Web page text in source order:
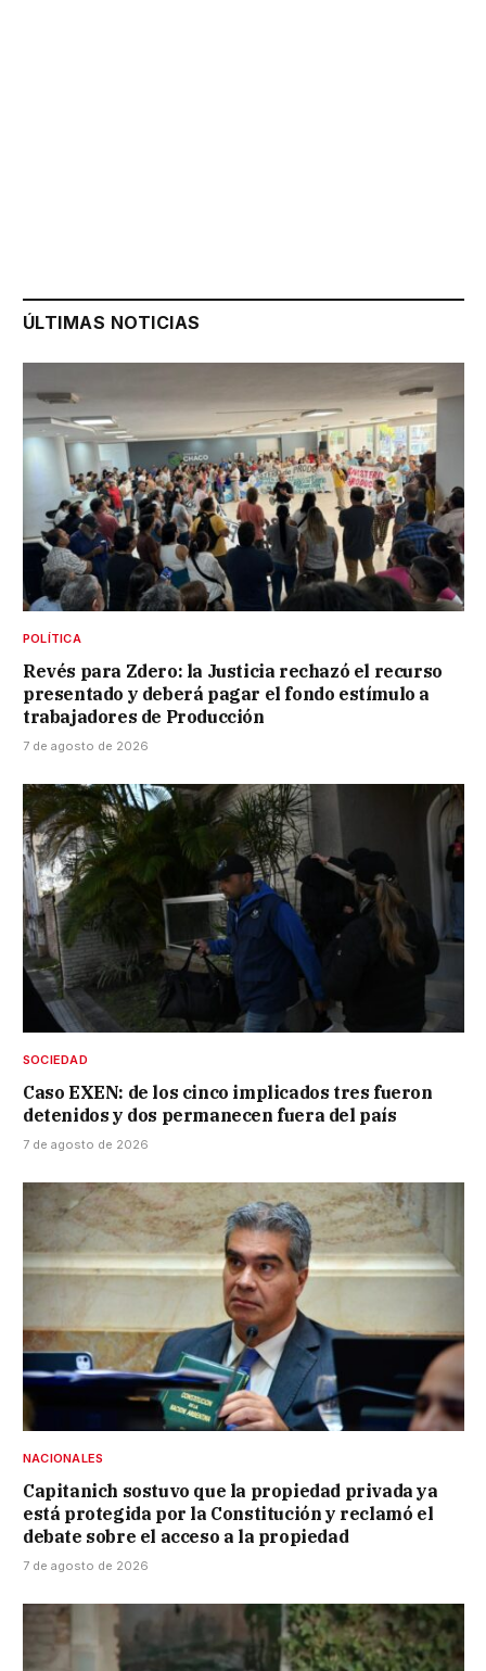
ÚLTIMAS NOTICIAS
POLÍTICA
Revés para Zdero: la Justicia rechazó el recurso
presentado y deberá pagar el fondo estímulo a
trabajadores de Producción
7 de agosto de 2026
SOCIEDAD
Caso EXEN: de los cinco implicados tres fueron
detenidos y dos permanecen fuera del país
7 de agosto de 2026
NACIONALES
Capitanich sostuvo que la propiedad privada ya
está protegida por la Constitución y reclamó el
debate sobre el acceso a la propiedad
7 de agosto de 2026